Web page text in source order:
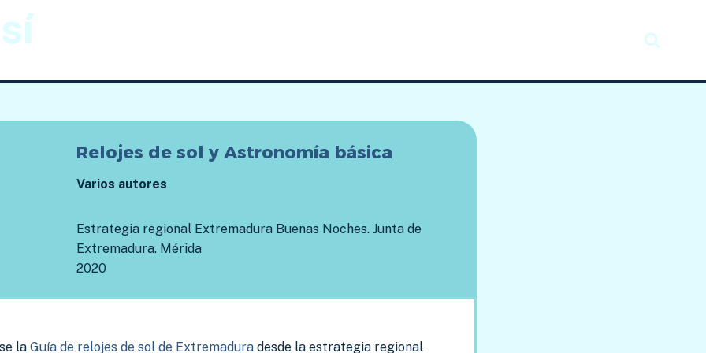
Relojes de sol y Astronomía básica
Varios autores
Estrategia regional Extremadura Buenas Noches. Junta de
Extremadura. Mérida
2020
la Guía de relojes de sol de Extremadura desde la estrategia regional